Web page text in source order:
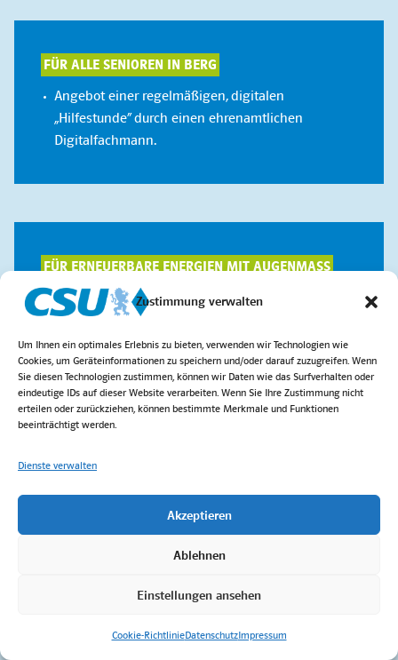
Zustimmung verwalten
Um Ihnen ein optimales Erlebnis zu bieten, verwenden wir Technologien wie
Cookies, um Geräteinformationen zu speichern und/oder darauf zuzugreifen. Wenn
Sie diesen Technologien zustimmen, können wir Daten wie das Surfverhalten oder
eindeutige IDs auf dieser Website verarbeiten. Wenn Sie Ihre Zustimmung nicht
erteilen oder zurückziehen, können bestimmte Merkmale und Funktionen
beeinträchtigt werden.
Dienste verwalten
Akzeptieren
Ablehnen
Einstellungen ansehen
Cookie-RichtlinieDatenschutzImpressum
FÜR ALLE SENIOREN IN BERG
Angebot einer regelmäßigen, digitalen
„Hilfestunde“ durch einen ehrenamtlichen
Digitalfachmann.
FÜR ERNEUERBARE ENERGIEN MIT AUGENMASS
Schutz unserer landwirtschaftlichen Nutz- &
Naturflächen.
Keine zusätzliche Versiegelung durch Freiflächen-
PV.
PV-Anlagen auf Dächern aller
gemeindlichen Liegschaften.
Expertise – nicht auf Basis ideologisch geprägter
Meinungen
Bestehende Windräder und PV-Anlagen durch
neue Technologien effizienter nutzen.